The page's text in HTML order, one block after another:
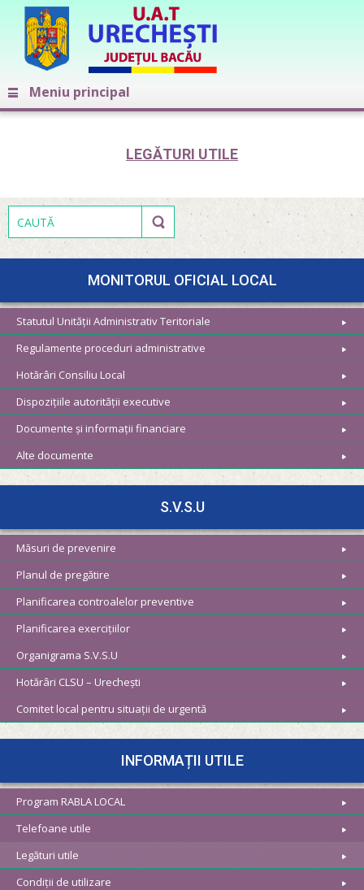
Meniu principal
LEGĂTURI UTILE
MONITORUL OFICIAL LOCAL
Statutul Unității Administrativ Teritoriale
Regulamente proceduri administrative
Hotărâri Consiliu Local
Dispozițiile autorității executive
Documente și informații financiare
Alte documente
S.V.S.U
Măsuri de prevenire
Planul de pregătire
Planificarea controalelor preventive
Planificarea exercițiilor
Organigrama S.V.S.U
Hotărâri CLSU – Urechești
Comitet local pentru situații de urgentă
INFORMAȚII UTILE
Program RABLA LOCAL
Telefoane utile
Legături utile
Condiții de utilizare